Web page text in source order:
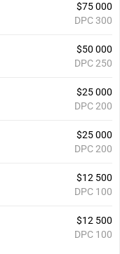
$75 000
DPC 300
$50 000
DPC 250
$25 000
DPC 200
$25 000
DPC 200
$12 500
DPC 100
$12 500
DPC 100